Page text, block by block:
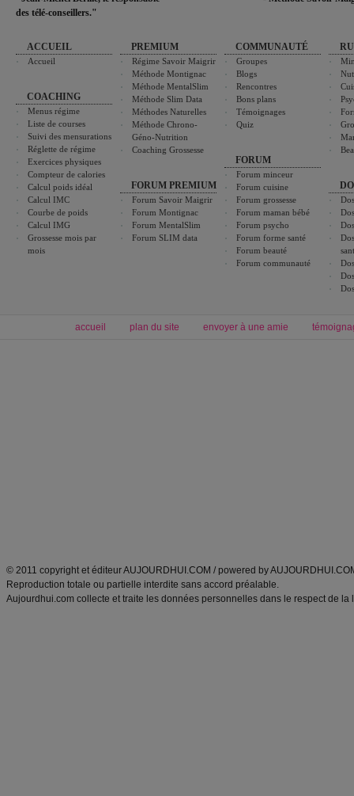
des télé-conseillers."
ACCUEIL
Accueil
COACHING
Menus régime
Liste de courses
Suivi des mensurations
Réglette de régime
Exercices physiques
Compteur de calories
Calcul poids idéal
Calcul IMC
Courbe de poids
Calcul IMG
Grossesse mois par
mois
PREMIUM
Régime Savoir Maigrir
Méthode Montignac
Méthode MentalSlim
Méthode Slim Data
Méthodes Naturelles
Méthode Chrono-
Géno-Nutrition
Coaching Grossesse
FORUM PREMIUM
Forum Savoir Maigrir
Forum Montignac
Forum MentalSlim
Forum SLIM data
COMMUNAUTÉ
Groupes
Blogs
Rencontres
Bons plans
Témoignages
Quiz
FORUM
Forum minceur
Forum cuisine
Forum grossesse
Forum maman bébé
Forum psycho
Forum forme santé
Forum beauté
Forum communauté
accueil plan du site envoyer à une amie
© 2011 copyright et éditeur AUJOURDHUI.COM / powered by
Reproduction totale ou partielle interdite sans accord préalable.
Aujourdhui.com collecte et traite les données personnelles dans le respect de